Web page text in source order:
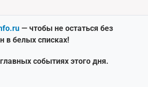
— чтобы не остаться без
в белых списках!
событиях этого дня.